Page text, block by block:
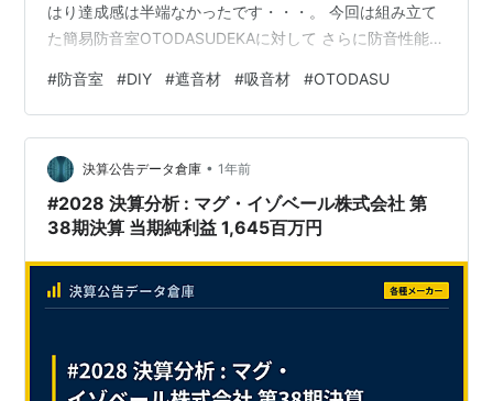
はり達成感は半端なかったです・・・。 今回は組み立て
た簡易防音室OTODASUDEKAに対して さらに防音性能を
し気軽にさらに防音性能を上げるなら費用は高いです
が、 すでに吸音材付きのOTODASUDEKAもおすすめで
す！ (¥324,400) otodasu.jp 自分は費用抑えたかったの
でOTODASUDEKAの本体とFANを購入し、 遮音材・吸音
材はアマ…
#防音室 #DIY #遮音材 #吸音材 #OTODASU
決算公告データ倉庫 • 1年前
#2028 決算分析 : マグ・イゾベール株式会社 第
38期決算 当期純利益 1,645百万円